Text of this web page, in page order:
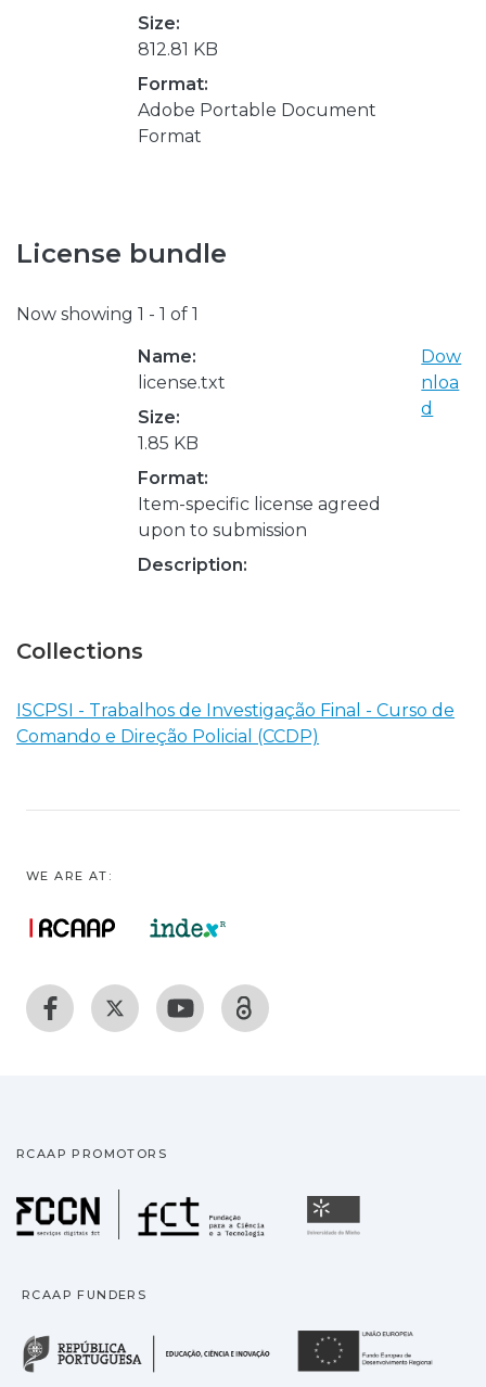
Size:
812.81 KB
Format:
Adobe Portable Document
Format
License bundle
Now showing 1 - 1 of 1
Name:
license.txt
Size:
1.85 KB
Format:
Item-specific license agreed
upon to submission
Description:
Dow
nloa
d
Collections
ISCPSI - Trabalhos de Investigação Final - Curso de
Comando e Direção Policial (CCDP)
WE ARE AT:
RCAAP PROMOTORS
Fundação para a
RCAAP FUNDERS
República Portuguesa